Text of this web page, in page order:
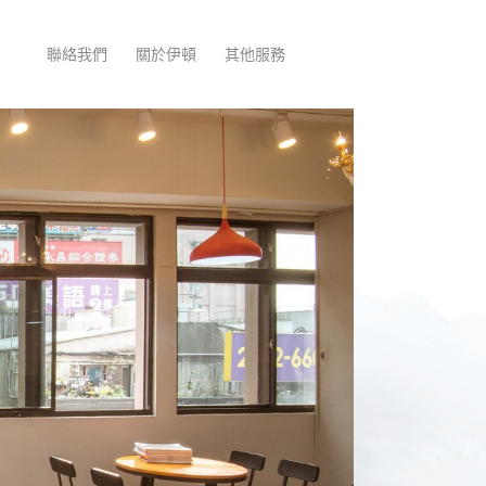
其他服務
關於伊頓
聯絡我們